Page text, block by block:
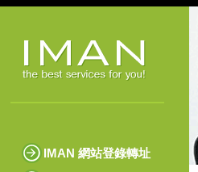
IMAN 網站登錄轉址